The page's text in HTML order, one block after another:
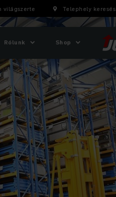
világszerte Telephely keresés
Rólunk Shop